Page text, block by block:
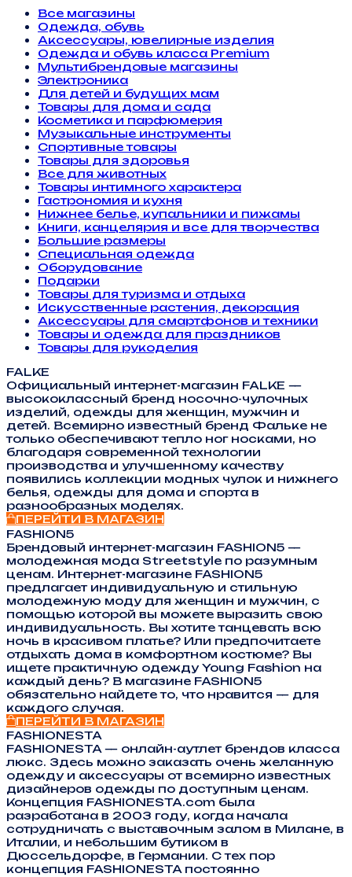
Все магазины
Одежда, обувь
Аксессуары, ювелирные изделия
Одежда и обувь класса Premium
Мультибрендовые магазины
Электроника
Для детей и будущих мам
Товары для дома и сада
Косметика и парфюмерия
Музыкальные инструменты
Спортивные товары
Товары для здоровья
Все для животных
Товары интимного характера
Гастрономия и кухня
Нижнее белье, купальники и пижамы
Книги, канцелярия и все для творчества
Большие размеры
Специальная одежда
Оборудование
Подарки
Товары для туризма и отдыха
Искусственные растения, декорация
Аксессуары для смартфонов и техники
Товары и одежда для праздников
Товары для рукоделия
FALKE
Официальный интернет-магазин FALKE —
высококлассный бренд носочно-чулочных
изделий, одежды для женщин, мужчин и
детей. Всемирно известный бренд Фальке не
только обеспечивают тепло ног носками, но
благодаря современной технологии
производства и улучшенному качеству
появились коллекции модных чулок и нижнего
белья, одежды для дома и спорта в
разнообразных моделях.
ПЕРЕЙТИ В МАГАЗИН
FASHION5
Брендовый интернет-магазин FASHION5 —
молодежная мода Streetstyle по разумным
ценам. Интернет-магазине FASHION5
предлагает индивидуальную и стильную
молодежную моду для женщин и мужчин, с
помощью которой вы можете выразить свою
индивидуальность. Вы хотите танцевать всю
ночь в красивом платье? Или предпочитаете
отдыхать дома в комфортном костюме? Вы
ищете практичную одежду Young Fashion на
каждый день? В магазине FASHION5
обязательно найдете то, что нравится — для
каждого случая.
ПЕРЕЙТИ В МАГАЗИН
FASHIONESTA
FASHIONESTA — онлайн-аутлет брендов класса
люкс. Здесь можно заказать очень желанную
одежду и аксессуары от всемирно известных
дизайнеров одежды по доступным ценам.
Концепция FASHIONESTA.com была
разработана в 2003 году, когда начала
сотрудничать с выставочным залом в Милане, в
Италии, и небольшим бутиком в
Дюссельдорфе, в Германии. С тех пор
концепция FASHIONESTA постоянно